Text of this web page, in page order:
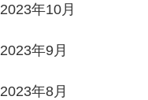
2023年10月
2023年9月
2023年8月